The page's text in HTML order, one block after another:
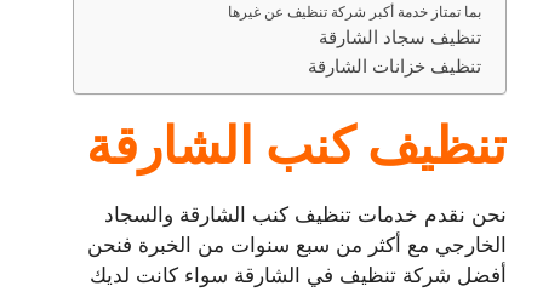
بما تمتاز خدمة أكبر شركة تنظيف عن غيرها
تنظيف سجاد الشارقة
تنظيف خزانات الشارقة
تنظيف كنب الشارقة
نحن نقدم خدمات تنظيف كنب الشارقة والسجاد
الخارجي مع أكثر من سبع سنوات من الخبرة فنحن
أفضل شركة تنظيف في الشارقة سواء كانت لديك